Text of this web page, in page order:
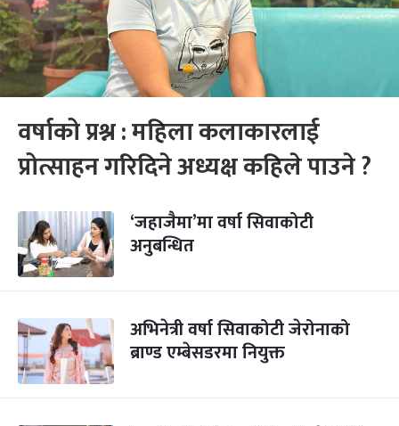
वर्षाको प्रश्न : महिला कलाकारलाई
प्रोत्साहन गरिदिने अध्यक्ष कहिले पाउने ?
‘जहाजैमा’मा वर्षा सिवाकोटी
अनुबन्धित
अभिनेत्री वर्षा सिवाकोटी जेरोनाको
ब्राण्ड एम्बेसडरमा नियुक्त